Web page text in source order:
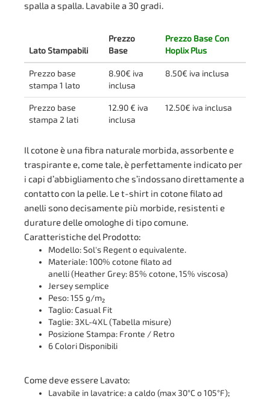
spalla a spalla. Lavabile a 30 gradi.
Lato Stampabili
Prezzo
Base
Prezzo Base Con
Hoplix Plus
Prezzo base
stampa 1 lato
8.90€ iva
inclusa
8.50€ iva inclusa
Prezzo base
stampa 2 lati
12.90 € iva
inclusa
12.50€ iva inclusa
Il cotone è una fibra naturale morbida, assorbente e
traspirante e, come tale, è perfettamente indicato per
i capi d’abbigliamento che s’indossano direttamente a
contatto con la pelle. Le t-shirt in cotone filato ad
anelli sono decisamente più morbide, resistenti e
durature delle omologhe di tipo comune.
Caratteristiche del Prodotto:
Modello: Sol's Regent o equivalente.
Materiale: 100% cotone filato ad
anelli (Heather Grey: 85% cotone, 15% viscosa)
Jersey semplice
Peso: 155 g/m²
Taglio: Casual Fit
Taglie: 3XL-4XL (Tabella misure)
Posizione Stampa: Fronte / Retro
6 Colori Disponibili
Come deve essere Lavato:
Lavabile in lavatrice: a caldo (max 30°C o 105°F);